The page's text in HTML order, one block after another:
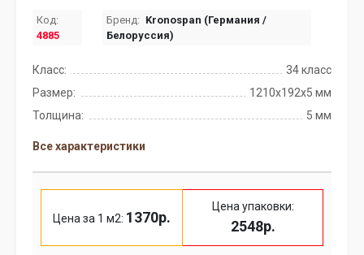
Код:
4885
Бренд: Kronospan (Германия /
Белоруссия)
Класс:
34 класс
Размер:
1210x192x5 мм
Толщина:
5 мм
Все характеристики
Цена за 1 м2: 1370р.
Цена упаковки:
2548р.